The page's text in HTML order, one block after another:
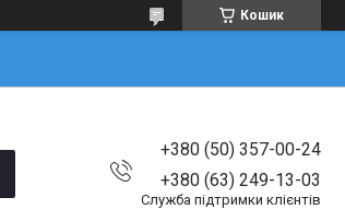
Кошик
+380 (50) 357-00-24
+380 (63) 249-13-03
Служба підтримки клієнтів